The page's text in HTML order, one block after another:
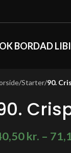
BORDAD
/Starter/90.
kr. –